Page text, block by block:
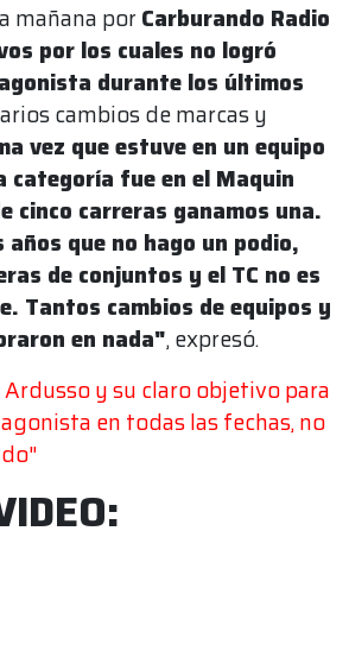
mañana porCarburando Radio
por los cuales no logró
durante los últimos
cambios de marcas y
vez que estuve en un equipo
categoría fue en el Maquin
cinco carreras ganamos una.
años que no hago un podio,
de conjuntos y el TC no es
Tantos cambios de equipos y
en nada", expresó.
Ardusso y su claro objetivo para
en todas las fechas, no